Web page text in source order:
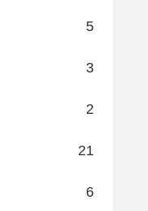
5
3
2
21
6